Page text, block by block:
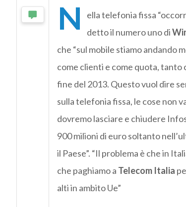
N
ella telefonia fissa
detto il numero uno di
che “sul mobile stiamo andando
come clienti e come quota, tanto
fine del 2013. Questo vuol dire
sulla telefonia fissa, le cose non
dovremo lasciare e chiudere
900 milioni di euro soltanto
il Paese”. “Il problema è che in
che paghiamo a Telecom Italia
alti in ambito Ue”